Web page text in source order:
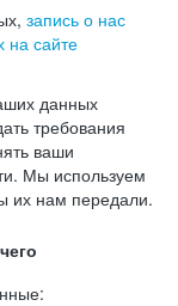
запись о нас
на сайте
данных
требования
ваши
Мы используем
их нам передали.